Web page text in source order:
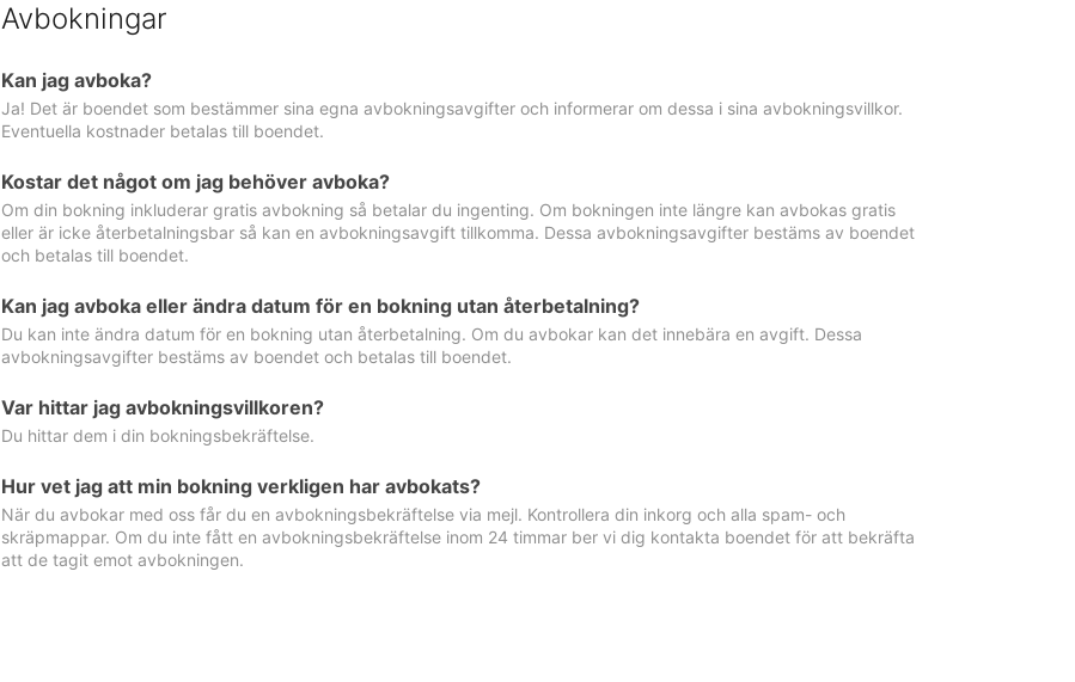
Avbokningar
Kan jag avboka?
Ja! Det är boendet som bestämmer sina egna avbokningsavgifter och informerar om dessa i sina avbokningsvillkor.
Eventuella kostnader betalas till boendet.
Kostar det något om jag behöver avboka?
Om din bokning inkluderar gratis avbokning så betalar du ingenting. Om bokningen inte längre kan avbokas gratis
eller är icke återbetalningsbar så kan en avbokningsavgift tillkomma. Dessa avbokningsavgifter bestäms av boendet
och betalas till boendet.
Kan jag avboka eller ändra datum för en bokning utan återbetalning?
Du kan inte ändra datum för en bokning utan återbetalning. Om du avbokar kan det innebära en avgift. Dessa
avbokningsavgifter bestäms av boendet och betalas till boendet.
Var hittar jag avbokningsvillkoren?
Du hittar dem i din bokningsbekräftelse.
Hur vet jag att min bokning verkligen har avbokats?
När du avbokar med oss får du en avbokningsbekräftelse via mejl. Kontrollera din inkorg och alla spam- och
skräpmappar. Om du inte fått en avbokningsbekräftelse inom 24 timmar ber vi dig kontakta boendet för att bekräfta
att de tagit emot avbokningen.